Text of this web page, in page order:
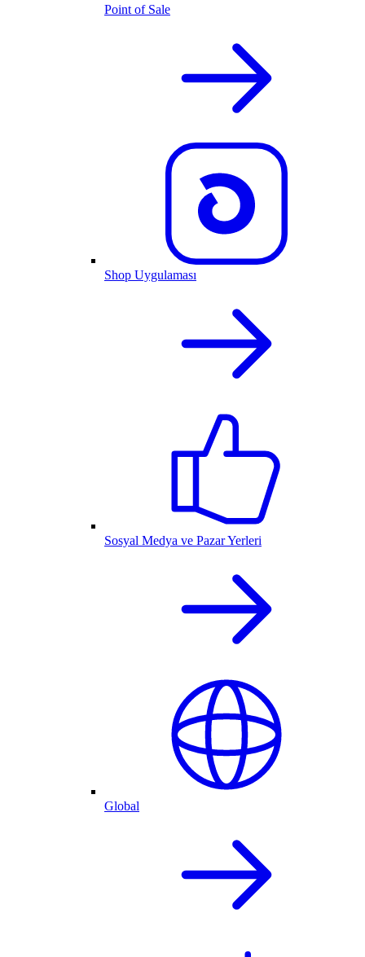
Point of Sale
Shop Uygulaması
Sosyal Medya ve Pazar Yerleri
Global